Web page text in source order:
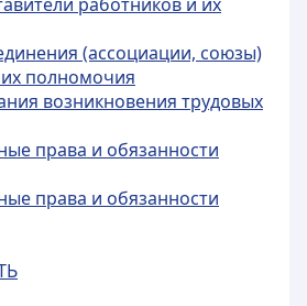
(ассоциации, союзы)
полномочия
возникновения трудовых
права и обязанности
права и обязанности